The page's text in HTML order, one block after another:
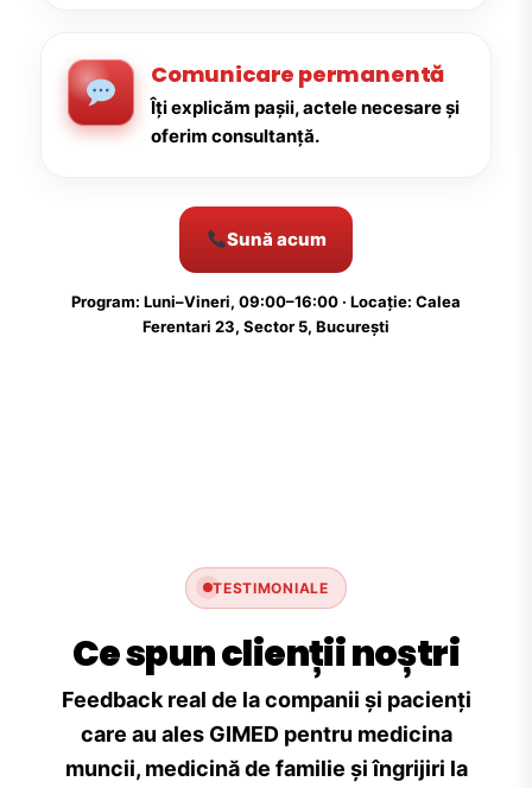
Comunicare permanentă
Îți explicăm pașii, actele necesare și
oferim consultanță.
Sună acum
Program: Luni–Vineri, 09:00–16:00 · Locație: Calea
Ferentari 23, Sector 5, București
TESTIMONIALE
Ce spun clienții noștri
Feedback real de la companii și pacienți
care au ales GIMED pentru medicina
muncii, medicină de familie și îngrijiri la